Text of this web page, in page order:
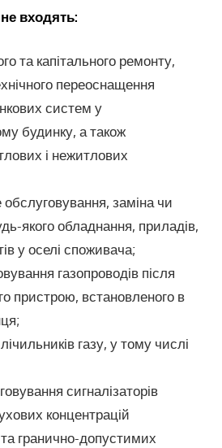
входять:
та капітального ремонту,
переоснащення
систем у
будинку, а також
і нежитлових
обслуговування, заміна чи
якого обладнання, приладів,
у оселі споживача;
газопроводів після
пристрою, встановленого в
газу, у тому числі
сигналізаторів
концентрацій
гранично-допустимих